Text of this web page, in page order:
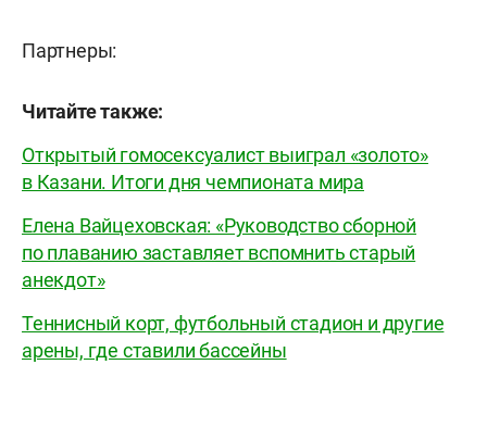
Партнеры:
Читайте также:
Открытый гомосексуалист выиграл «золото»
в Казани. Итоги дня чемпионата мира
Елена Вайцеховская: «Руководство сборной
по плаванию заставляет вспомнить старый
анекдот»
Теннисный корт, футбольный стадион и другие
арены, где ставили бассейны